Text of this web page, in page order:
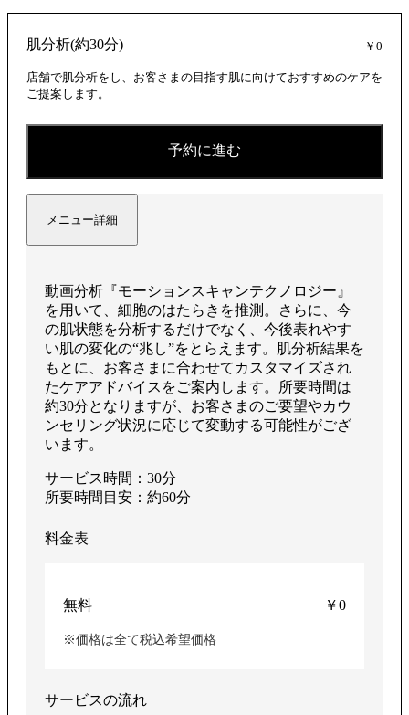
を
す
る
肌分析(約30分) ￥0
店舗で肌分析をし、お客さまの目指す肌に向けておすすめのケアを
ご提案します。
予約に進む
メニュー詳細
動画分析『モーションスキャンテクノロジー』
を用いて、細胞のはたらきを推測。さらに、今
の肌状態を分析するだけでなく、今後表れやす
い肌の変化の“兆し”をとらえます。肌分析結果を
もとに、お客さまに合わせてカスタマイズされ
たケアアドバイスをご案内します。所要時間は
約30分となりますが、お客さまのご要望やカウ
ンセリング状況に応じて変動する可能性がござ
います。
サービス時間：30分
所要時間目安：約60分
料金表
無料 ￥0
※価格は全て税込希望価格
サービスの流れ